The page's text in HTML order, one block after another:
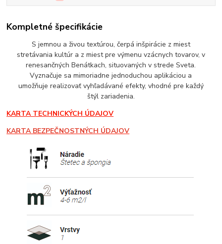
Kompletné špecifikácie
S jemnou a živou textúrou, čerpá inšpirácie z miest
stretávania kultúr a z miest pre výmenu vzácnych tovarov, v
renesančných Benátkach, situovaných v strede Sveta.
Vyznačuje sa mimoriadne jednoduchou aplikáciou a
umožňuje realizovať vyhľadávané efekty, vhodné pre každý
štýl zariadenia.
KARTA TECHNICKÝCH ÚDAJOV
KARTA BEZPEČNOSTNÝCH ÚDAJOV